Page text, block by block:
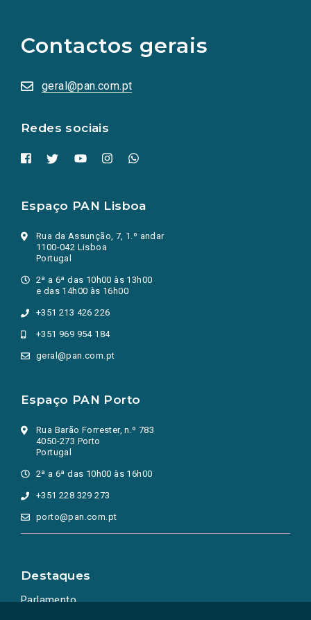
Contactos gerais
geral@pan.com.pt
Redes sociais
redes
sociais
numa
nova
Espaço PAN Lisboa
Rua da Assunção, 7, 1.º andar
1100-042 Lisboa
Portugal
2ª a 6ª das 10h00 às 13h00
e das 14h00 às 16h00
+351 213 426 226
+351 969 954 184
geral@pan.com.pt
Espaço PAN Porto
Rua Barão Forrester, n.º 783
4050-273 Porto
Portugal
2ª a 6ª das 10h00 às 16h00
+351 228 329 273
porto@pan.com.pt
Destaques
Parlamento